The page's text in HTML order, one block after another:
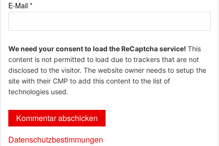
E-Mail *
We need your consent to load the ReCaptcha service! This
content is not permitted to load due to trackers that are not
disclosed to the visitor. The website owner needs to setup the
site with their CMP to add this content to the list of
technologies used.
Datenschutzbestimmungen